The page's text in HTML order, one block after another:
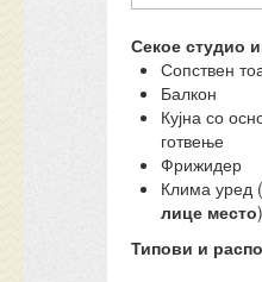
Секое студио
Сопствен
Балкон
Кујна со
готвење
Фрижидер
Клима уред
лице место)
Типови и